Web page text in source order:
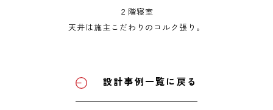
２階寝室
天井は施主こだわりのコルク張り。
設計事例一覧に戻る